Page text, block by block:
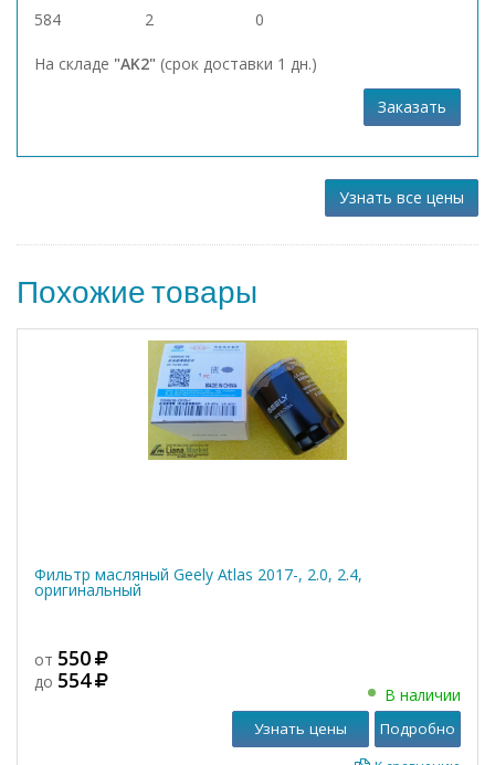
584 2 0
На складе "AK2" (срок доставки 1 дн.)
Заказать
Узнать все цены
Похожие товары
Фильтр масляный Geely Atlas 2017-, 2.0, 2.4,
оригинальный
от 550
до 554
В наличии
Узнать цены Подробно